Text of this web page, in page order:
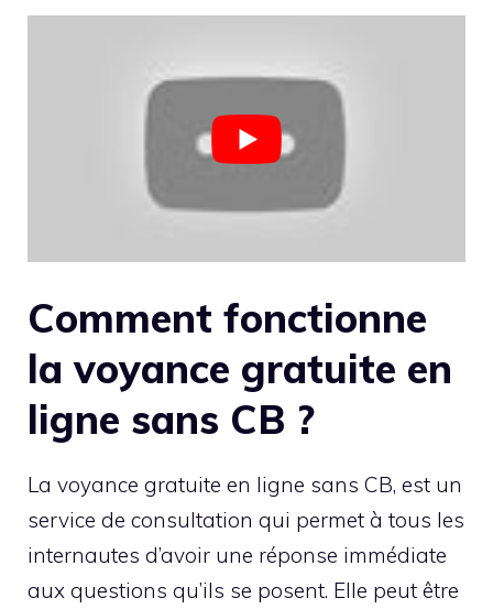
Comment fonctionne
la voyance gratuite en
ligne sans CB ?
La voyance gratuite en ligne sans CB, est un
service de consultation qui permet à tous les
internautes d’avoir une réponse immédiate
aux questions qu’ils se posent. Elle peut être